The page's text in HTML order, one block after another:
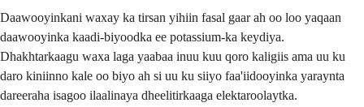
Daawooyinkani waxay ka tirsan yihiin fasal gaar ah oo loo yaqaan
daawooyinka kaadi-biyoodka ee potassium-ka keydiya.
Dhakhtarkaagu waxa laga yaabaa inuu kuu qoro kaligiis ama uu ku
daro kiniinno kale oo biyo ah si uu ku siiyo faa'iidooyinka yaraynta
dareeraha isagoo ilaalinaya dheelitirkaaga elektaroolaytka.